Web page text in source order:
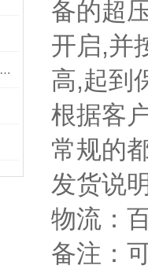
安全阀A21W-16P A21Y-16P A21F-16P
备的超
开启,并
高,起到
根据客
常规的
发货说
物流：
备注：